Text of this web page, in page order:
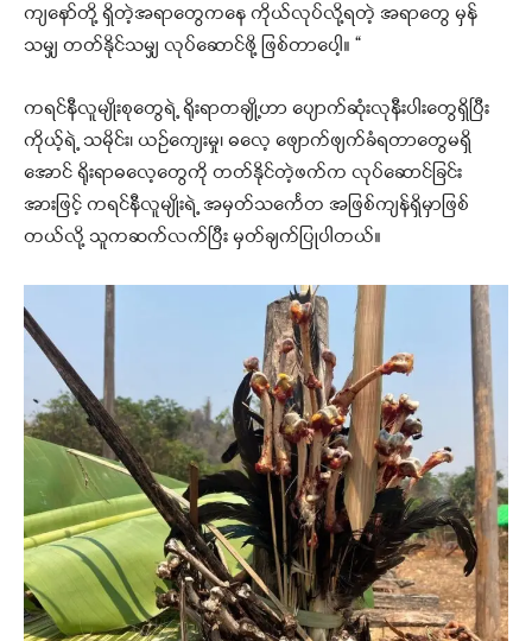
ကျနော်တို့ ရှိတဲ့အရာတွေကနေ ကိုယ်လုပ်လို့ရတဲ့ အရာတွေ မှန်
သမျှ တတ်နိုင်သမျှ လုပ်ဆောင်ဖို့ ဖြစ်တာပေါ့။ “
ကရင်နီလူမျိုးစုတွေရဲ့ ရိုးရာတချို့ဟာ ပျောက်ဆုံးလုနီးပါးတွေရှိပြီး
ကိုယ့်ရဲ့ သမိုင်း၊ ယဉ်ကျေးမှု၊ ဓလေ့ ဖျောက်ဖျက်ခံရတာတွေမရှိ
အောင် ရိုးရာဓလေ့တွေကို တတ်နိုင်တဲ့ဖက်က လုပ်ဆောင်ခြင်း
အားဖြင့် ကရင်နီလူမျိုးရဲ့ အမှတ်သင်္ကေတ အဖြစ်ကျန်ရှိမှာဖြစ်
တယ်လို့ သူကဆက်လက်ပြီး မှတ်ချက်ပြုပါတယ်။